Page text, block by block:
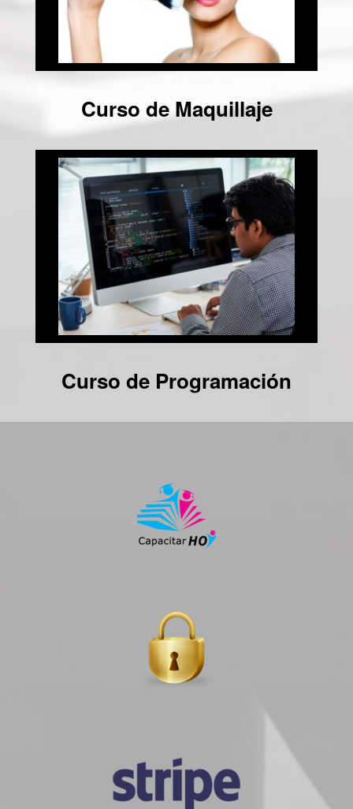
Curso de Maquillaje
Curso de Programación